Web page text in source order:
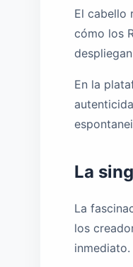
El cabello
cómo los
En la
La
La
los